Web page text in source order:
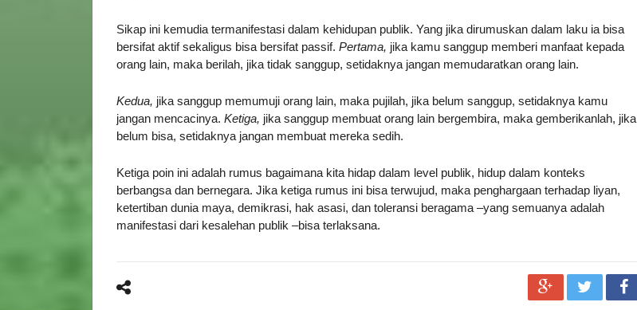
Sikap ini kemudia termanifestasi dalam kehidupan publik. Yang jika dirumuskan dalam laku ia bisa
bersifat aktif sekaligus bisa bersifat passif. Pertama, jika kamu sanggup memberi manfaat kepada
orang lain, maka berilah, jika tidak sanggup, setidaknya jangan me­mudaratkan orang lain.
Kedua, jika sanggup memumuji orang lain, maka pujilah, jika belum sanggup, setidaknya kamu
jangan mencacinya. Ketiga, jika sanggup membuat orang lain bergembira, maka gemberikanlah, jika
belum bisa, setidaknya jangan membuat mereka sedih.
Ketiga poin ini adalah rumus bagaimana kita hidap dalam level publik, hidup dalam konteks
berbangsa dan bernegara. Jika ketiga rumus ini bisa terwujud, maka penghargaan terhadap liyan,
ketertiban dunia maya, demikrasi, hak asasi, dan toleransi beragama –yang semuanya adalah
manifestasi dari kesalehan publik –bisa terlaksana.